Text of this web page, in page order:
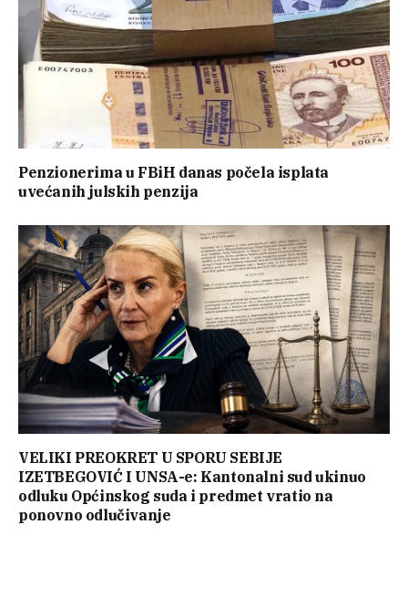
Penzionerima u FBiH danas počela isplata
uvećanih julskih penzija
VELIKI PREOKRET U SPORU SEBIJE
IZETBEGOVIĆ I UNSA-e: Kantonalni sud ukinuo
odluku Općinskog suda i predmet vratio na
ponovno odlučivanje